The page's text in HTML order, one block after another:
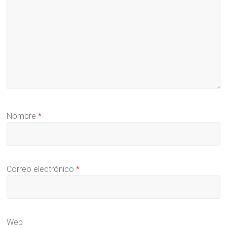
Nombre*
Correo electrónico*
Web